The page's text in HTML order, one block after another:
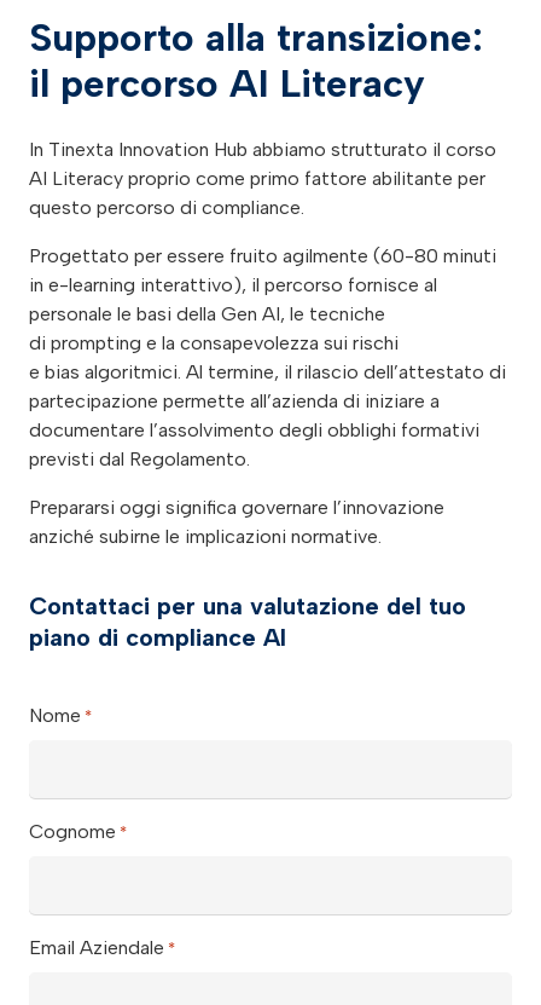
Supporto alla transizione:
il percorso AI Literacy
In Tinexta Innovation Hub abbiamo strutturato il corso
AI Literacy proprio come primo fattore abilitante per
questo percorso di compliance.
Progettato per essere fruito agilmente (60-80 minuti
in e-learning interattivo), il percorso fornisce al
personale le basi della Gen AI, le tecniche
di prompting e la consapevolezza sui rischi
e bias algoritmici. Al termine, il rilascio dell’attestato di
partecipazione permette all’azienda di iniziare a
documentare l’assolvimento degli obblighi formativi
previsti dal Regolamento.
Prepararsi oggi significa governare l’innovazione
anziché subirne le implicazioni normative.
Contattaci per una valutazione del tuo
piano di compliance AI
Nome *
Cognome *
Email Aziendale *